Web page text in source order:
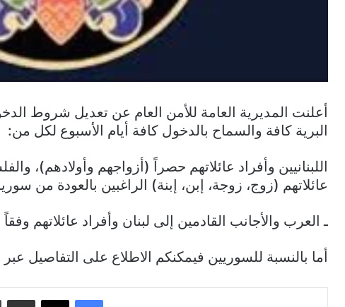
أعلنت المديرية العامة للأمن العام عن تعديل شروط
البرية كافة والسماح بالدخول كافة أيام الأسبوع لكل من:
اللبنانيين وأفراد عائلاتهم حصراً (أزواجهم وأولادهم)،
عائلاتهم (زوج، زوجة، إبن، إبنة) الراغبين بالعودة من
ـ العرب والأجانب القادمين إلى لبنان وأفراد عائلاتهم
أما بالنسبة للسوريين فيمكنكم الاطلاع على التفاصيل عبر
فيسبوك ‫X